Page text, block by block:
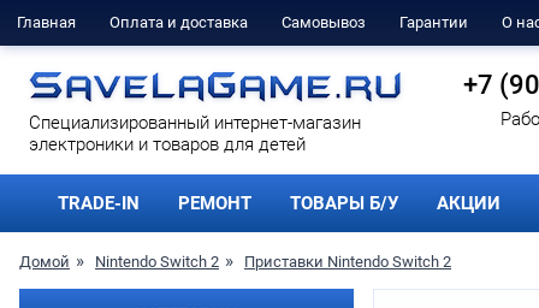
Главная Оплата и доставка Самовывоз Гарантии О
Cпециализированный интернет-магазин
электроники и товаров для детей
+7
TRADE-IN РЕМОНТ ТОВАРЫ Б/У АКЦИИ
Домой Nintendo Switch 2 Приставки Nintendo Switch 2